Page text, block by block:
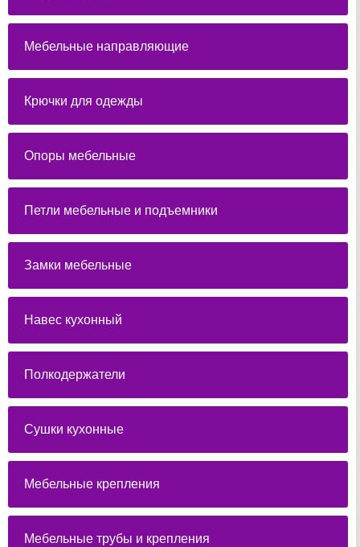
Мебельные направляющие
Крючки для одежды
Опоры мебельные
Петли мебельные и подъемники
Замки мебельные
Навес кухонный
Полкодержатели
Сушки кухонные
Мебельные крепления
Мебельные трубы и крепления